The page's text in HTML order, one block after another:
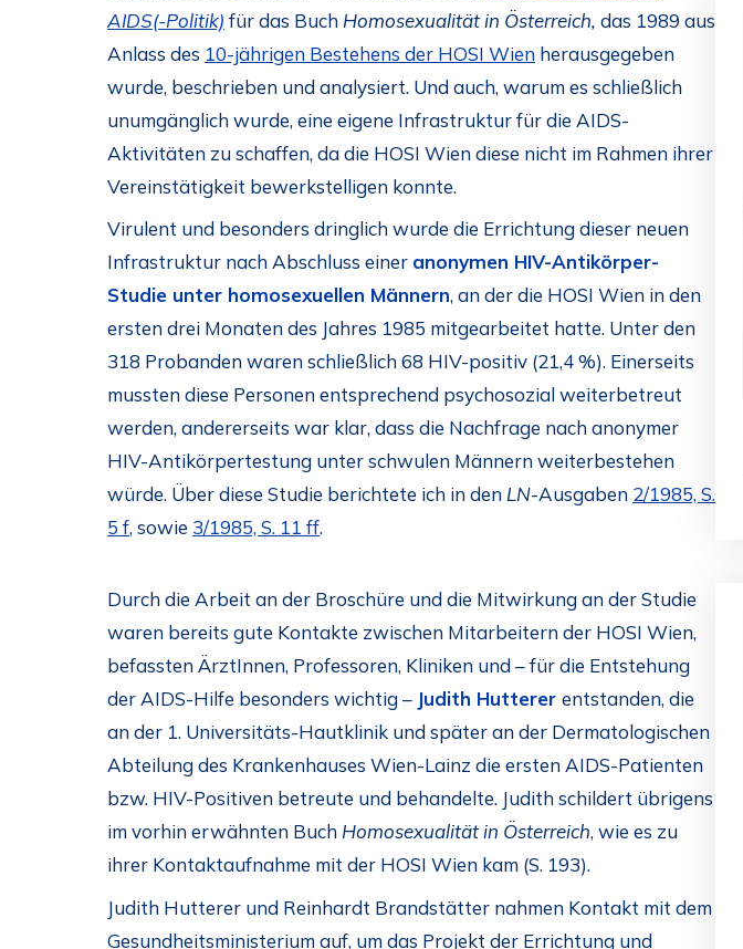
AIDS(-Politik) für das Buch Homosexualität in Österreich, das 1989 aus
Anlass des 10-jährigen Bestehens der HOSI Wien herausgegeben
wurde, beschrieben und analysiert. Und auch, warum es schließlich
unumgänglich wurde, eine eigene Infrastruktur für die AIDS-
Aktivitäten zu schaffen, da die HOSI Wien diese nicht im Rahmen ihrer
Vereinstätigkeit bewerkstelligen konnte.
Virulent und besonders dringlich wurde die Errichtung dieser neuen
Infrastruktur nach Abschluss einer anonymen HIV-Antikörper-
Studie unter homosexuellen Männern, an der die HOSI Wien in den
ersten drei Monaten des Jahres 1985 mitgearbeitet hatte. Unter den
318 Probanden waren schließlich 68 HIV-positiv (21,4 %). Einerseits
mussten diese Personen entsprechend psychosozial weiterbetreut
werden, andererseits war klar, dass die Nachfrage nach anonymer
HIV-Antikörpertestung unter schwulen Männern weiterbestehen
würde. Über diese Studie berichtete ich in den LN-Ausgaben 2/1985, S.
5 f, sowie 3/1985, S. 11 ff.
Durch die Arbeit an der Broschüre und die Mitwirkung an der Studie
waren bereits gute Kontakte zwischen Mitarbeitern der HOSI Wien,
befassten ÄrztInnen, Professoren, Kliniken und – für die Entstehung
der AIDS-Hilfe besonders wichtig – Judith Hutterer entstanden, die
an der 1. Universitäts-Hautklinik und später an der Dermatologischen
Abteilung des Krankenhauses Wien-Lainz die ersten AIDS-Patienten
bzw. HIV-Positiven betreute und behandelte. Judith schildert übrigens
im vorhin erwähnten Buch Homosexualität in Österreich, wie es zu
ihrer Kontaktaufnahme mit der HOSI Wien kam (S. 193).
Judith Hutterer und Reinhardt Brandstätter nahmen Kontakt mit dem
Gesundheitsministerium auf, um das Projekt der Errichtung und